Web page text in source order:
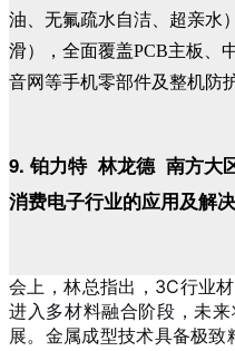
油、无氟疏水自洁、超亲水
滑），全面覆盖PCB主板、
音网等手机零部件及整机防护
9. 铂力特 林龙德 南方大
消费电子行业的应用及解
会上，林总指出，3C行业
进入多材料融合阶段，未
展。金属成型技术具备极